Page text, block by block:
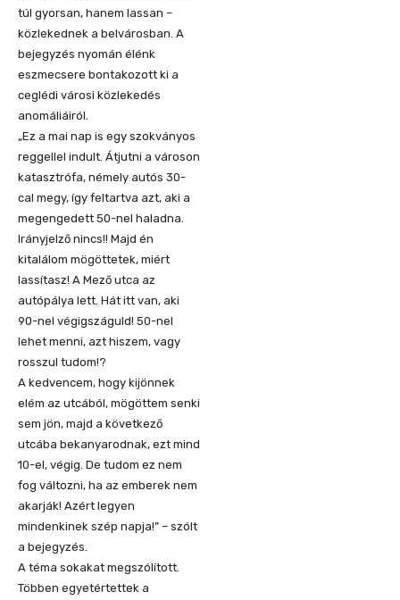
túl gyorsan, hanem lassan –
közlekednek a belvárosban. A
bejegyzés nyomán élénk
eszmecsere bontakozott ki a
ceglédi városi közlekedés
anomáliáiról.
„Ez a mai nap is egy szokványos
reggellel indult. Átjutni a városon
katasztrófa, némely autós 30-
cal megy, így feltartva azt, aki a
megengedett 50-nel haladna.
Irányjelző nincs!! Majd én
kitalálom mögöttetek, miért
lassítasz! A Mező utca az
autópálya lett. Hát itt van, aki
90-nel végigszáguld! 50-nel
lehet menni, azt hiszem, vagy
rosszul tudom!?
A kedvencem, hogy kijönnek
elém az utcából, mögöttem senki
sem jön, majd a következő
utcába bekanyarodnak, ezt mind
10-el, végig. De tudom ez nem
fog változni, ha az emberek nem
akarják! Azért legyen
mindenkinek szép napja!” – szólt
a bejegyzés.
A téma sokakat megszólított.
Többen egyetértettek a